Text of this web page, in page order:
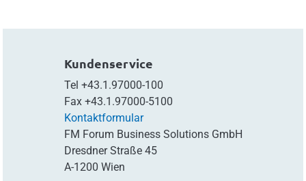
Kundenservice
Tel +43.1.97000-100
Fax +43.1.97000-5100
Kontaktformular
FM Forum Business Solutions GmbH
Dresdner Straße 45
A-1200 Wien